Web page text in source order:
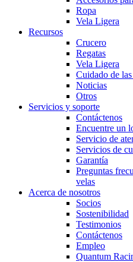
Ropa
Vela Ligera
Recursos
Crucero
Regatas
Vela Ligera
Cuidado de
Noticias
Otros
Servicios y soporte
Contáctenos
Encuentre un
Servicio de
Servicios de
Garantía
Preguntas
velas
Acerca de nosotros
Socios
Sostenibilidad
Testimonios
Contáctenos
Empleo
Quantum